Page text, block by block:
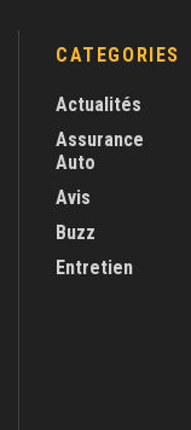
CATEGORIES
Actualités
Assurance
Auto
Avis
Buzz
Entretien